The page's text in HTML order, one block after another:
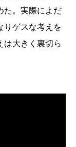
た。実際によだ
りゲスな考えを
は大きく裏切ら